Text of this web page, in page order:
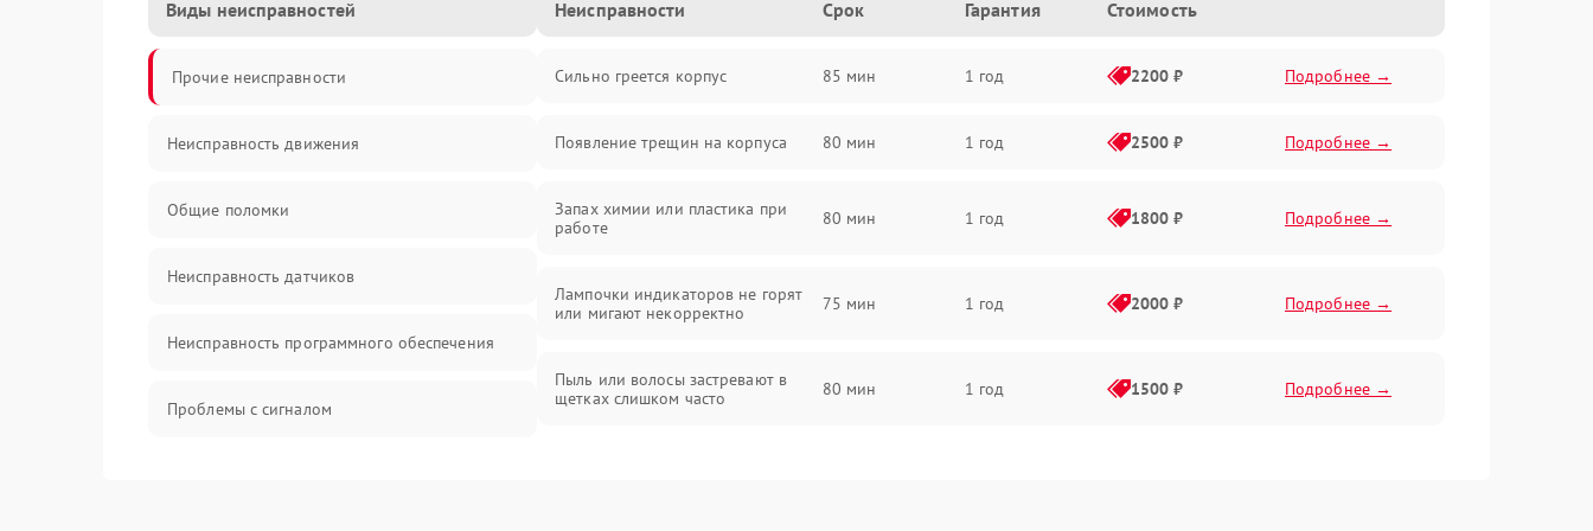
Виды неисправностей
Прочие неисправности
Неисправность движения
Общие поломки
Неисправность датчиков
Неисправность программного обеспечения
Проблемы с сигналом
Неисправности Срок Гарантия Стоимость
Сильно греется корпус 85 мин 1 год 2200 ₽ Подробнее →
Появление трещин на корпуса 80 мин 1 год 2500 ₽ Подробнее →
Запах химии или пластика при
работе
80 мин 1 год 1800 ₽ Подробнее →
Лампочки индикаторов не горят
или мигают некорректно
75 мин 1 год 2000 ₽ Подробнее →
Пыль или волосы застревают в
щетках слишком часто
80 мин 1 год 1500 ₽ Подробнее →